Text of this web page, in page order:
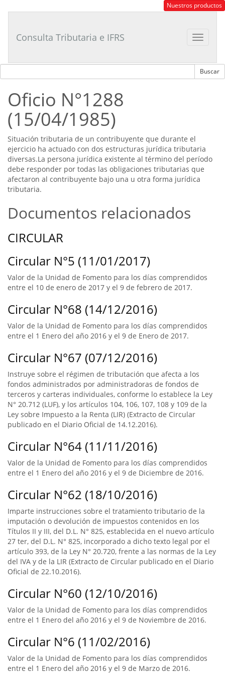
Tributario
Nuestros productos
Toggle
Consulta Tributaria e IFRS
Oficio N°1288
(15/04/1985)
Situación tributaria de un contribuyente que durante el
ejercicio ha actuado con dos estructuras jurídica tributaria
diversas.La persona jurídica existente al término del período
debe responder por todas las obligaciones tributarias que
afectaron al contribuyente bajo una u otra forma jurídica
tributaria.
Documentos relacionados
CIRCULAR
Circular N°5 (11/01/2017)
Valor de la Unidad de Fomento para los días comprendidos
entre el 10 de enero de 2017 y el 9 de febrero de 2017.
Circular N°68 (14/12/2016)
Valor de la Unidad de Fomento para los días comprendidos
entre el 1 Enero del año 2016 y el 9 de Enero de 2017.
Circular N°67 (07/12/2016)
Instruye sobre el régimen de tributación que afecta a los
fondos administrados por administradoras de fondos de
terceros y carteras individuales, conforme lo establece la Ley
N° 20.712 (LUF), y los artículos 104, 106, 107, 108 y 109 de la
Ley sobre Impuesto a la Renta (LIR) (Extracto de Circular
publicado en el Diario Oficial de 14.12.2016).
Circular N°64 (11/11/2016)
Valor de la Unidad de Fomento para los días comprendidos
entre el 1 Enero del año 2016 y el 9 de Diciembre de 2016.
Circular N°62 (18/10/2016)
Imparte instrucciones sobre el tratamiento tributario de la
imputación o devolución de impuestos contenidos en los
Títulos II y III, del D.L. N° 825, establecida en el nuevo artículo
27 ter, del D.L. N° 825, incorporado a dicho texto legal por el
artículo 393, de la Ley N° 20.720, frente a las normas de la Ley
del IVA y de la LIR (Extracto de Circular publicado en el Diario
Oficial de 22.10.2016).
Circular N°60 (12/10/2016)
Valor de la Unidad de Fomento para los días comprendidos
entre el 1 Enero del año 2016 y el 9 de Noviembre de 2016.
Circular N°6 (11/02/2016)
Valor de la Unidad de Fomento para los días comprendidos
entre el 1 Enero del año 2016 y el 9 de Marzo de 2016.